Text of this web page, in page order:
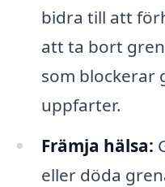
bidra till att
att ta bort
som blockerar
uppfarter.
Främja hälsa:
eller döda